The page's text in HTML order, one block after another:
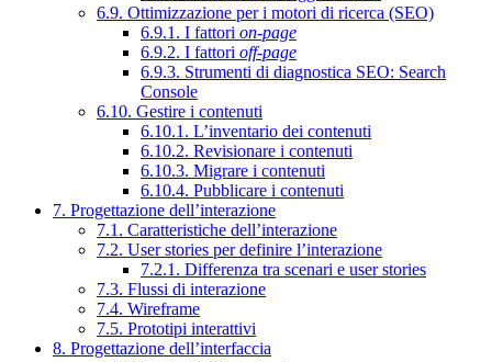
6.9. Ottimizzazione per i motori di ricerca (SEO)
6.9.1. I fattori on-page
6.9.2. I fattori off-page
6.9.3. Strumenti di diagnostica SEO: Search
Console
6.10. Gestire i contenuti
6.10.1. L’inventario dei contenuti
6.10.2. Revisionare i contenuti
6.10.3. Migrare i contenuti
6.10.4. Pubblicare i contenuti
7. Progettazione dell’interazione
7.1. Caratteristiche dell’interazione
7.2. User stories per definire l’interazione
7.2.1. Differenza tra scenari e user stories
7.3. Flussi di interazione
7.4. Wireframe
7.5. Prototipi interattivi
8. Progettazione dell’interfaccia